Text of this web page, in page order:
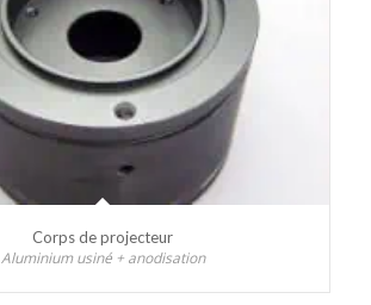
Corps de projecteur
Aluminium usiné + anodisation